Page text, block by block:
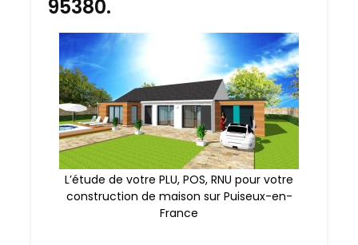
95380.
L’étude de votre PLU, POS, RNU pour votre
construction de maison sur Puiseux-en-
France